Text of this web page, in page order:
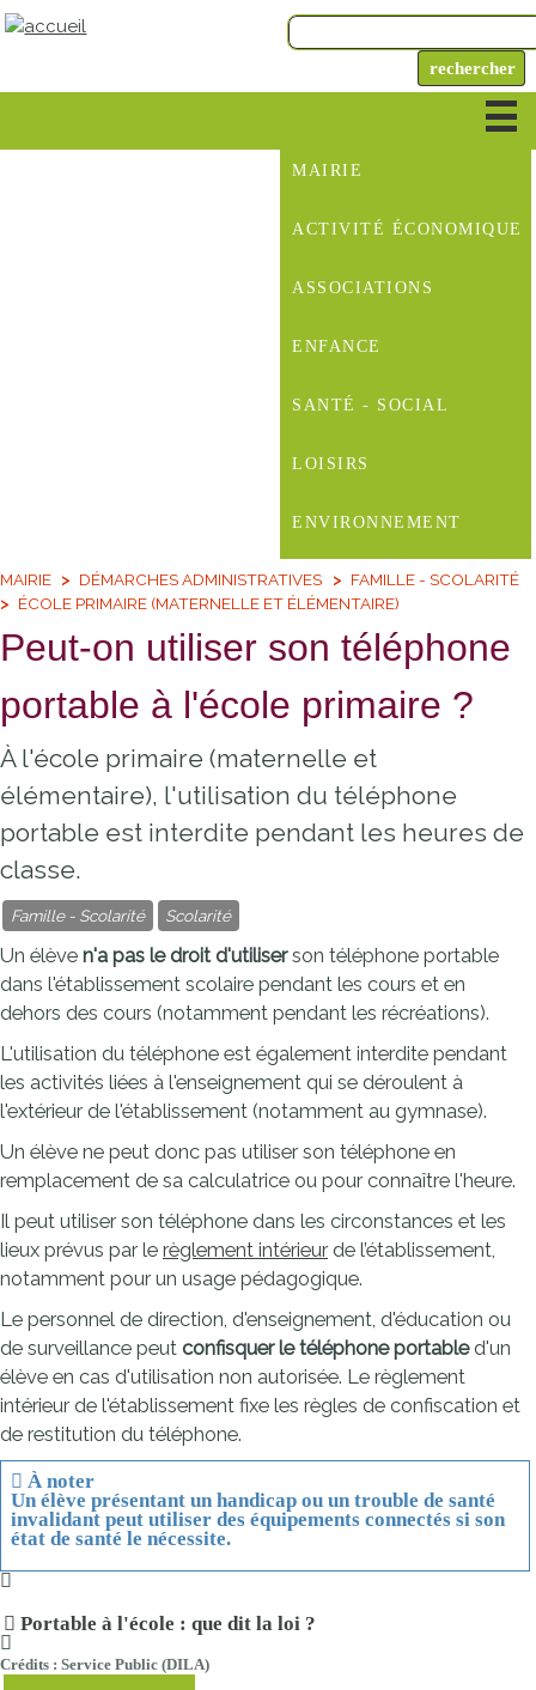
MAIRIE
ACTIVITÉ ÉCONOMIQUE
ASSOCIATIONS
ENFANCE
SANTÉ - SOCIAL
LOISIRS
ENVIRONNEMENT
MAIRIE DÉMARCHES ADMINISTRATIVES
FAMILLE - SCOLARITÉ
ÉCOLE PRIMAIRE (MATERNELLE ET ÉLÉMENTAIRE)
Peut-on utiliser son téléphone
portable à l'école primaire ?
À l'école primaire (maternelle et
élémentaire), l'utilisation du téléphone
portable est interdite pendant les heures de
classe.
Famille - Scolarité Scolarité
Un élève n'a pas le droit d'utiliserson téléphone portable
dans l'établissement scolaire pendant les cours et en
dehors des cours (notamment pendant les récréations).
L'utilisation du téléphone est également interdite pendant
les activités liées à l'enseignement qui se déroulent à
l'extérieur de l'établissement (notamment au gymnase).
Un élève ne peut donc pas utiliser son téléphone en
remplacement de sa calculatrice ou pour connaître l'heure.
Il peut utiliser son téléphone dans les circonstances et les
lieux prévus par le règlement intérieurde l’établissement,
notamment pour un usage pédagogique.
Le personnel de direction, d'enseignement, d'éducation ou
de surveillance peut confisquer le téléphone portabled'un
élève en cas d'utilisation non autorisée. Le règlement
intérieur de l'établissement fixe les règles de confiscation et
de restitution du téléphone.
À noter
Un élève présentant un handicap ou un trouble de santé
invalidant peut utiliser des équipements connectés si son
état de santé le nécessite.
Portable à l'école : que dit la loi ?
Crédits : Service Public (DILA)